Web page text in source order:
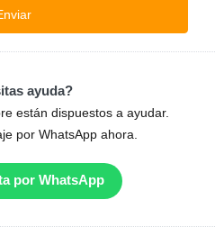
ayuda?
están dispuestos a ayudar.
por WhatsApp ahora.
por WhatsApp